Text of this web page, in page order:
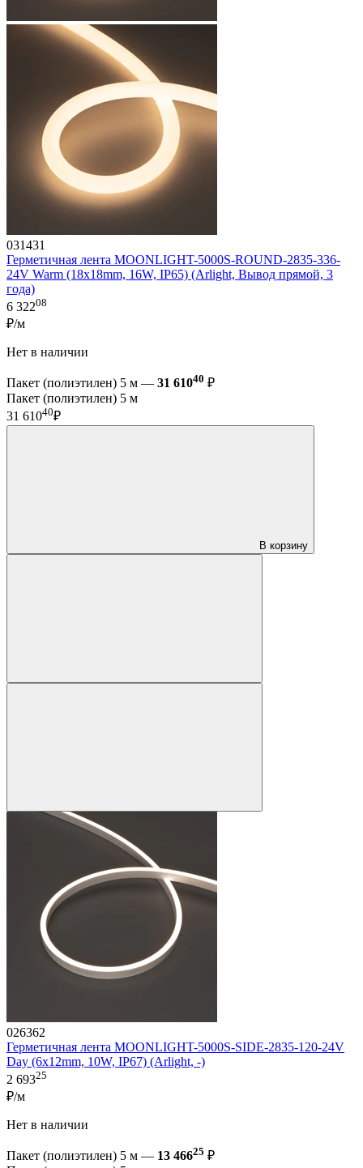
031431
Герметичная лента MOONLIGHT-5000S-ROUND-2835-336-
24V Warm (18х18mm, 16W, IP65) (Arlight, Вывод прямой, 3
года)
6 32208
₽/м
Нет в наличии
Пакет (полиэтилен) 5 м — 31 61040 ₽
Пакет (полиэтилен) 5 м
31 61040₽
В корзину
026362
Герметичная лента MOONLIGHT-5000S-SIDE-2835-120-24V
Day (6х12mm, 10W, IP67) (Arlight, -)
2 69325
₽/м
Нет в наличии
Пакет (полиэтилен) 5 м — 13 46625 ₽